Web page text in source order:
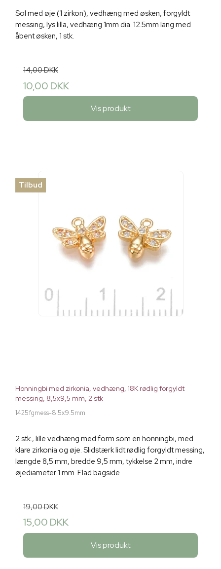
Sol med øje (1 zirkon), vedhæng med øsken, forgyldt
messing, lys lilla, vedhæng 1mm dia. 12.5mm lang med
åbent øsken, 1 stk.
14,00 DKK
10,00 DKK
Vis produkt
Tilbud
Honningbi med zirkonia, vedhæng, 18K rødlig forgyldt
messing, 8,5x9,5 mm, 2 stk
1425fgmess-8.5x9.5mm
2 stk., lille vedhæng med form som en honningbi, med
klare zirkonia og øje. Slidstærk lidt rødlig forgyldt messing,
længde 8,5 mm, bredde 9,5 mm, tykkelse 2 mm, indre
øjediameter 1 mm. Flad bagside.
19,00 DKK
15,00 DKK
Vis produkt